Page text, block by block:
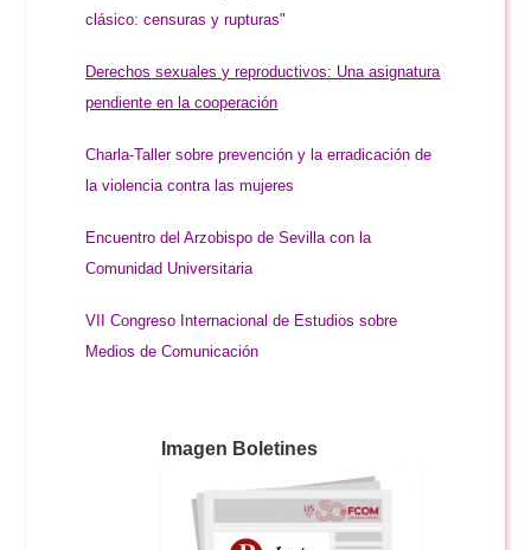
clásico: censuras y rupturas"
Derechos sexuales y reproductivos: Una asignatura
pendiente en la cooperación
Charla-Taller sobre prevención y la erradicación de
la violencia contra las mujeres
Encuentro del Arzobispo de Sevilla con la
Comunidad Universitaria
VII Congreso Internacional de Estudios sobre
Medios de Comunicación
Imagen Boletines